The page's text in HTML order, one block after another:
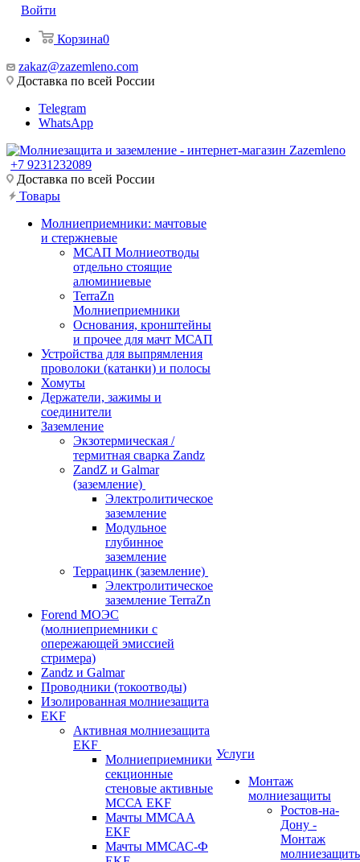
Войти
Корзина0
zakaz@zazemleno.com
Доставка по всей России
Telegram
WhatsApp
+7 9231232089
Доставка по всей России
Товары
Молниеприемники: мачтовые
и стержневые
МСАП Молниеотводы
отдельно стоящие
алюминиевые
TerraZn
Молниеприемники
Основания, кронштейны
и прочее для мачт МСАП
Устройства для выпрямления
проволоки (катанки) и полосы
Хомуты
Держатели, зажимы и
соединители
Заземление
Экзотермическая /
термитная сварка Zandz
ZandZ и Galmar
(заземление)
Электролитическое
заземление
Модульное
глубинное
заземление
Террацинк (заземление)
Электролитическое
заземление TerraZn
Forend МОЭС
(молниеприемники с
опережающей эмиссией
стримера)
Zandz и Galmar
Проводники (токоотводы)
Изолированная молниезащита
EKF
Активная молниезащита
EKF
Молниеприемники
секционные
стеновые активные
МССА EKF
Мачты ММСАА
EKF
Мачты ММСАС-Ф
Услуги
Монтаж
молниезащиты
Ростов-на-
Дону -
Монтаж